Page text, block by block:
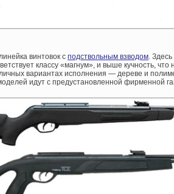
винтовок с подствольным взводом.
классу «магнум», и выше кучность,
вариантах исполнения — дереве и
идут с предустановленной фирменной